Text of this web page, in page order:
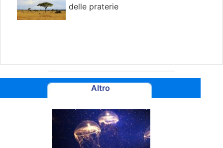
delle praterie
Altro